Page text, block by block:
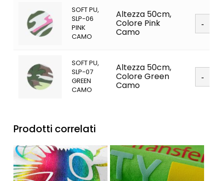
SOFT PU,
SLP-06
PINK
CAMO
Altezza 50cm,
Colore Pink
Camo
Soft
PU
SOFT PU,
SLP-07
GREEN
CAMO
Altezza 50cm,
Colore Green
Camo
Soft
PU
Prodotti correlati